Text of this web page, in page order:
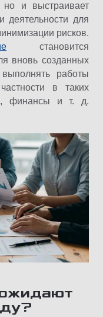
но и выстраивает
деятельности для
рисков.
становится
вновь созданных
работы
в таких
финансы и т. д.